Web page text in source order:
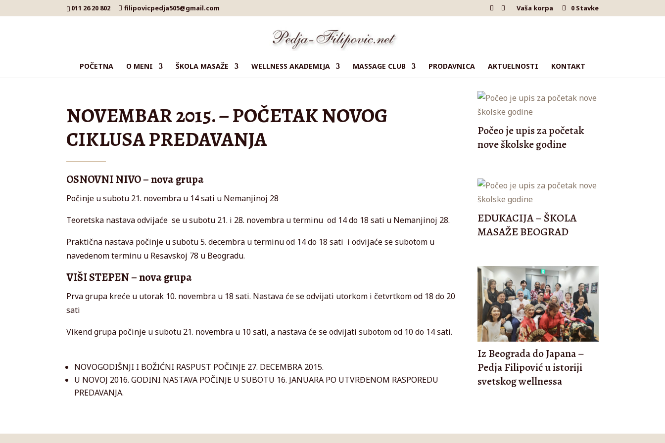
011 26 20 802 filipovicpedja505@gmail.com Vaša korpa 0 Stavke
POČETNA O MENI ŠKOLA MASAŽE WELLNESS AKADEMIJA MASSAGE CLUB PRODAVNICA AKTUELNOSTI KONTAKT
NOVEMBAR 2015. – POČETAK NOVOG
CIKLUSA PREDAVANJA
OSNOVNI NIVO – nova grupa
Počinje u subotu 21. novembra u 14 sati u Nemanjinoj 28
Teoretska nastava odvijaće se u subotu 21. i 28. novembra u terminu od 14 do 18 sati u Nemanjinoj 28.
Praktična nastava počinje u subotu 5. decembra u terminu od 14 do 18 sati i odvijaće se subotom u
navedenom terminu u Resavskoj 78 u Beogradu.
VIŠI STEPEN – nova grupa
Prva grupa kreće u utorak 10. novembra u 18 sati. Nastava će se odvijati utorkom i četvrtkom od 18 do 20
sati
Vikend grupa počinje u subotu 21. novembra u 10 sati, a nastava će se odvijati subotom od 10 do 14 sati.
NOVOGODIŠNJI I BOŽIĆNI RASPUST POČINJE 27. DECEMBRA 2015.
U NOVOJ 2016. GODINI NASTAVA POČINJE U SUBOTU 16. JANUARA PO UTVRĐENOM RASPOREDU
PREDAVANJA.
Počeo je upis za početak
nove školske godine
EDUKACIJA – ŠKOLA
MASAŽE BEOGRAD
Iz Beograda do Japana –
Pedja Filipović u istoriji
svetskog wellnessa